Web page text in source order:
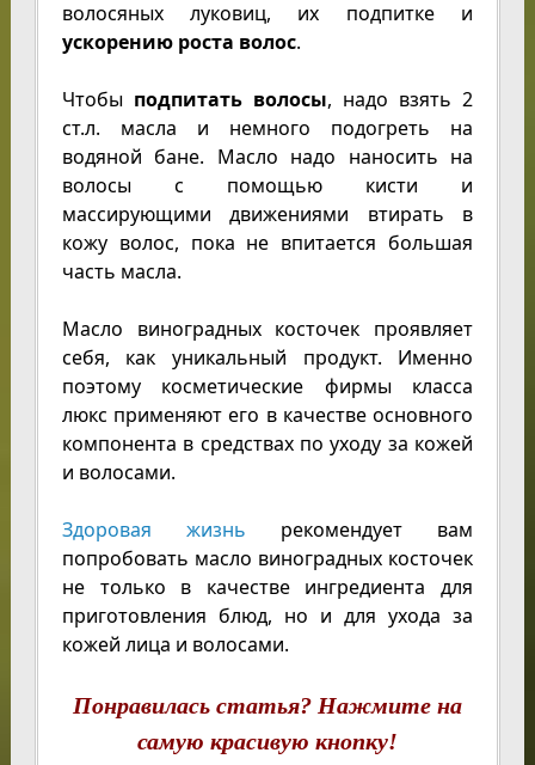
волосяных луковиц, их подпитке и
ускорению роста волос.
Чтобы подпитать волосы, надо взять 2
ст.л. масла и немного подогреть на
водяной бане. Масло надо наносить на
волосы с помощью кисти и
массирующими движениями втирать в
кожу волос, пока не впитается большая
часть масла.
Масло виноградных косточек проявляет
себя, как уникальный продукт. Именно
поэтому косметические фирмы класса
люкс применяют его в качестве основного
компонента в средствах по уходу за кожей
и волосами.
Здоровая жизнь рекомендует вам
попробовать масло виноградных косточек
не только в качестве ингредиента для
приготовления блюд, но и для ухода за
кожей лица и волосами.
Понравилась статья? Нажмите на
самую красивую кнопку!